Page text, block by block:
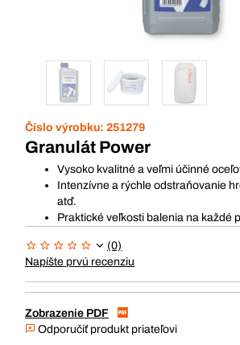
Číslo výrobku: 251279
Granulát Power
Vysoko kvalitné a veľmi účinné
Intenzívne a rýchle odstraňovanie
atď.
Praktické veľkosti balenia na každé
(0)
Napíšte prvú recenziu
Zobrazenie PDF
Odporučiť produkt priateľovi